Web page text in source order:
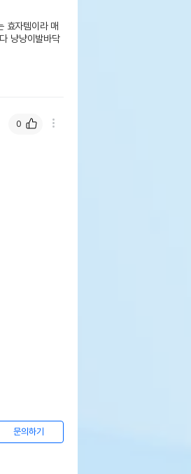
효자템이라 매
냥냥이발바닥
0
문의하기